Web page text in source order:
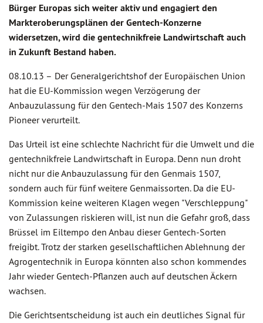
Bürger Europas sich weiter aktiv und engagiert den
Markteroberungsplänen der Gentech-Konzerne
widersetzen, wird die gentechnikfreie Landwirtschaft auch
in Zukunft Bestand haben.
08.10.13 – Der Generalgerichtshof der Europäischen Union
hat die EU-Kommission wegen Verzögerung der
Anbauzulassung für den Gentech-Mais 1507 des Konzerns
Pioneer verurteilt.
Das Urteil ist eine schlechte Nachricht für die Umwelt und die
gentechnikfreie Landwirtschaft in Europa. Denn nun droht
nicht nur die Anbauzulassung für den Genmais 1507,
sondern auch für fünf weitere Genmaissorten. Da die EU-
Kommission keine weiteren Klagen wegen "Verschleppung"
von Zulassungen riskieren will, ist nun die Gefahr groß, dass
Brüssel im Eiltempo den Anbau dieser Gentech-Sorten
freigibt. Trotz der starken gesellschaftlichen Ablehnung der
Agrogentechnik in Europa könnten also schon kommendes
Jahr wieder Gentech-Pflanzen auch auf deutschen Äckern
wachsen.
Die Gerichtsentscheidung ist auch ein deutliches Signal für